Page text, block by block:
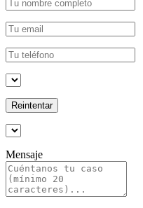
Reintentar
Mensaje